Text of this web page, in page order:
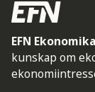
EFN
kunskap om